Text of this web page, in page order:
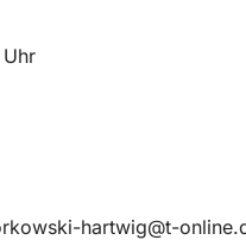
hartwig@t-